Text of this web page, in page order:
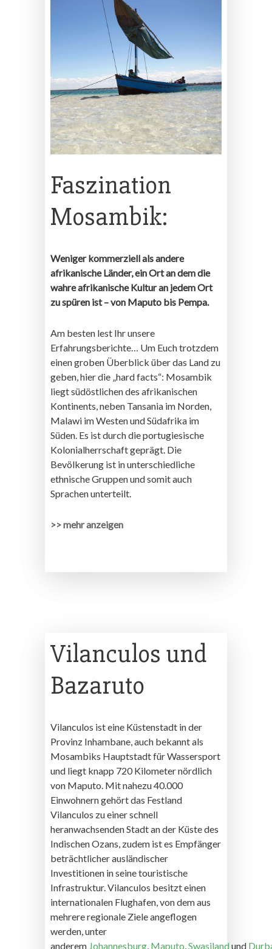
Faszination
Mosambik:
Weniger kommerziell als andere
afrikanische Länder, ein Ort an dem die
wahre afrikanische Kultur an jedem Ort
zu spüren ist – von Maputo bis Pempa.
Am besten lest Ihr unsere
Erfahrungsberichte… Um Euch trotzdem
einen groben Überblick über das Land zu
geben, hier die „hard facts“: Mosambik
liegt südöstlichen des afrikanischen
Kontinents, neben Tansania im Norden,
Malawi im Westen und Südafrika im
Süden. Es ist durch die portugiesische
Kolonialherrschaft geprägt. Die
Bevölkerung ist in unterschiedliche
ethnische Gruppen und somit auch
Sprachen unterteilt.
>> mehr anzeigen
Vilanculos und
Bazaruto
Vilanculos ist eine Küstenstadt in der
Provinz Inhambane, auch bekannt als
Mosambiks Hauptstadt für Wassersport
und liegt knapp 720 Kilometer nördlich
von Maputo. Mit nahezu 40.000
Einwohnern gehört das Festland
Vilanculos zu einer schnell
heranwachsenden Stadt an der Küste des
Indischen Ozans, zudem ist es Empfänger
beträchtlicher ausländischer
Investitionen in seine touristische
Infrastruktur. Vilanculos besitzt einen
internationalen Flughafen, von dem aus
mehrere regionale Ziele angeflogen
werden, unter
anderem Johannesburg, Maputo,Swasiland und